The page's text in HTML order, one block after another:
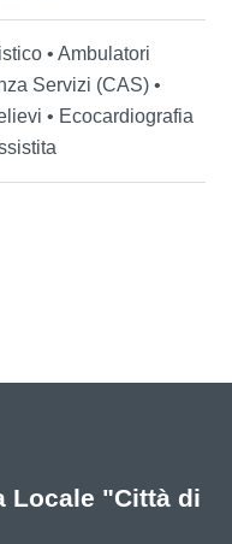
• Ambulatori
Servizi (CAS) •
• Ecocardiografia
Locale "Città di